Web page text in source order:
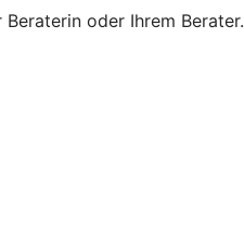
oder Ihrem Berater.